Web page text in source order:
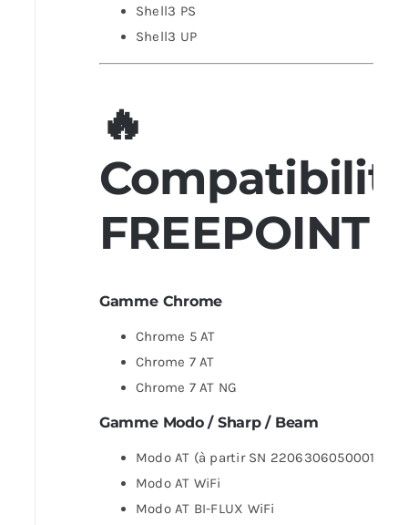
Shell3 PS
Shell3 UP
🔥
FREEPOINT
Gamme Chrome
Chrome 5 AT
Chrome 7 AT
Chrome 7 AT NG
Gamme Modo / Sharp / Beam
Modo AT (à partir SN 2206306050001)
Modo AT WiFi
Modo AT BI-FLUX WiFi